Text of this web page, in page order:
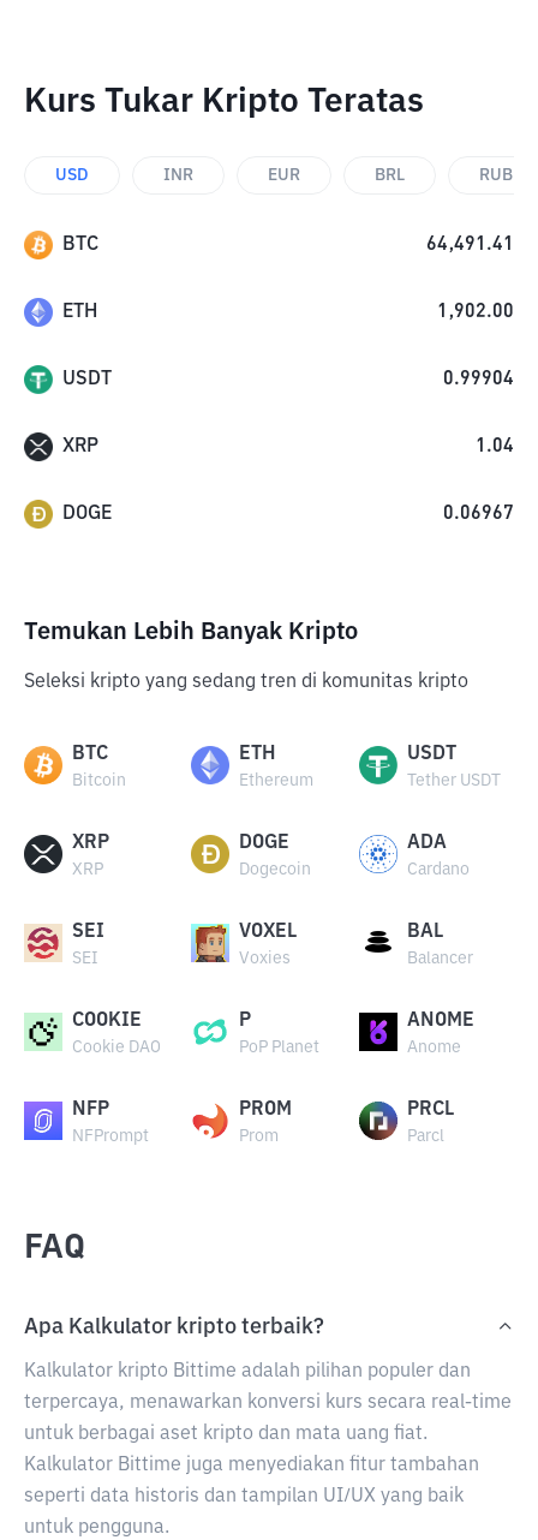
Kurs Tukar Kripto Teratas
USD INR EUR BRL RUB
BTC 64,491.41
ETH 1,902.00
USDT 0.99904
XRP 1.04
DOGE 0.06967
Temukan Lebih Banyak Kripto
Seleksi kripto yang sedang tren di komunitas kripto
BTC
Bitcoin
ETH
Ethereum
USDT
Tether USDT
XRP
XRP
DOGE
Dogecoin
ADA
Cardano
SEI
SEI
VOXEL
Voxies
BAL
Balancer
COOKIE
Cookie DAO
P
PoP Planet
ANOME
Anome
NFP
NFPrompt
PROM
Prom
PRCL
Parcl
FAQ
Apa Kalkulator kripto terbaik?
Kalkulator kripto Bittime adalah pilihan populer dan
terpercaya, menawarkan konversi kurs secara real-time
untuk berbagai aset kripto dan mata uang fiat.
Kalkulator Bittime juga menyediakan fitur tambahan
seperti data historis dan tampilan UI/UX yang baik
untuk pengguna.